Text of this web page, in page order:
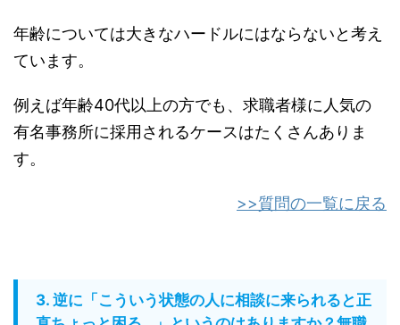
年齢については大きなハードルにはならないと考え
ています。
例えば年齢40代以上の方でも、求職者様に人気の
有名事務所に採用されるケースはたくさんありま
す。
>>質問の一覧に戻る
3. 逆に「こういう状態の人に相談に来られると正